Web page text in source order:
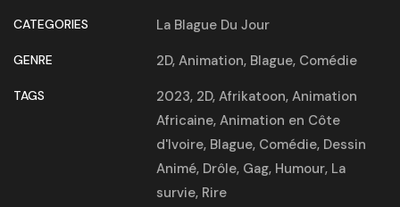
CATEGORIES La Blague Du Jour
GENRE 2D, Animation, Blague, Comédie
TAGS 2023, 2D, Afrikatoon, Animation
Africaine, Animation en Côte
d'Ivoire, Blague, Comédie, Dessin
Animé, Drôle, Gag, Humour, La
survie, Rire